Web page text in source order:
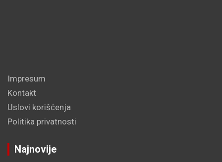
Impresum
Kontakt
Uslovi korišćenja
Politika privatnosti
Najnovije